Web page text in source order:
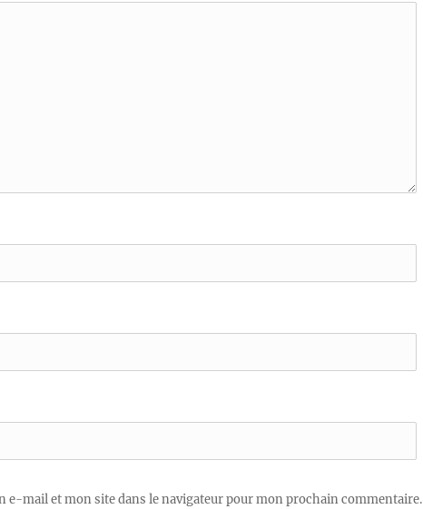
e-mail et mon site dans le navigateur pour mon prochain commentaire.